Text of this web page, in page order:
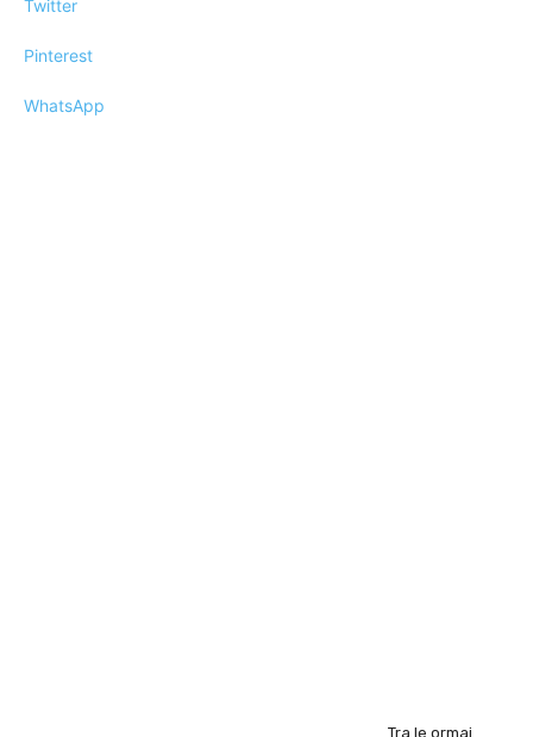
Twitter
Pinterest
WhatsApp
Tra le ormai